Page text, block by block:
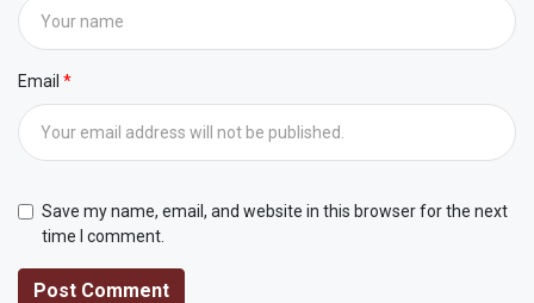
Email
Save my name, email, and website in this browser for the next
time I comment.
Post Comment